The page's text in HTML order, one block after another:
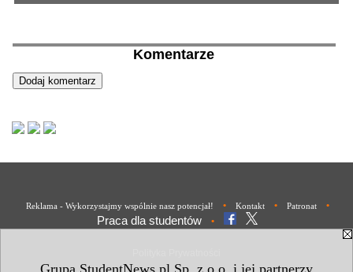
Grupa StudentNews.pl Sp. z o.o. i jej partnerzy
Komentarze
Reklama - Wykorzystajmy wspólnie nasz potencjał! • Kontakt • Patronat •
Praca dla studentów •